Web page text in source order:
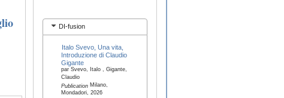
DI-fusion
Italo Svevo, Una vita,
Introduzione di Claudio
Gigante
par Svevo, Italo , Gigante,
Claudio
PublicationMilano,
Mondadori, 2026